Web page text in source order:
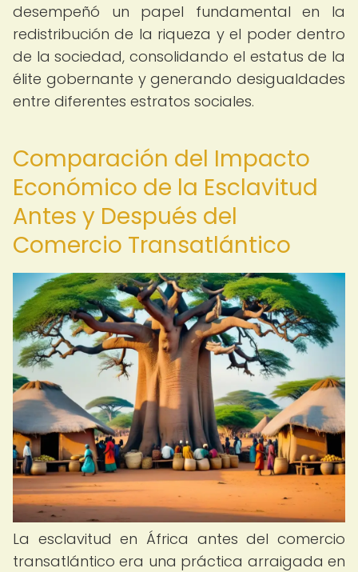
desempeñó un papel fundamental en la
redistribución de la riqueza y el poder dentro
de la sociedad, consolidando el estatus de la
élite gobernante y generando desigualdades
entre diferentes estratos sociales.
Comparación del Impacto
Económico de la Esclavitud
Antes y Después del
Comercio Transatlántico
La esclavitud en África antes del comercio
transatlántico era una práctica arraigada en